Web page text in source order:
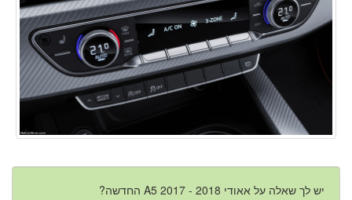
יש לך שאלה על אאודי A5 2017 - 2018 החדשה?